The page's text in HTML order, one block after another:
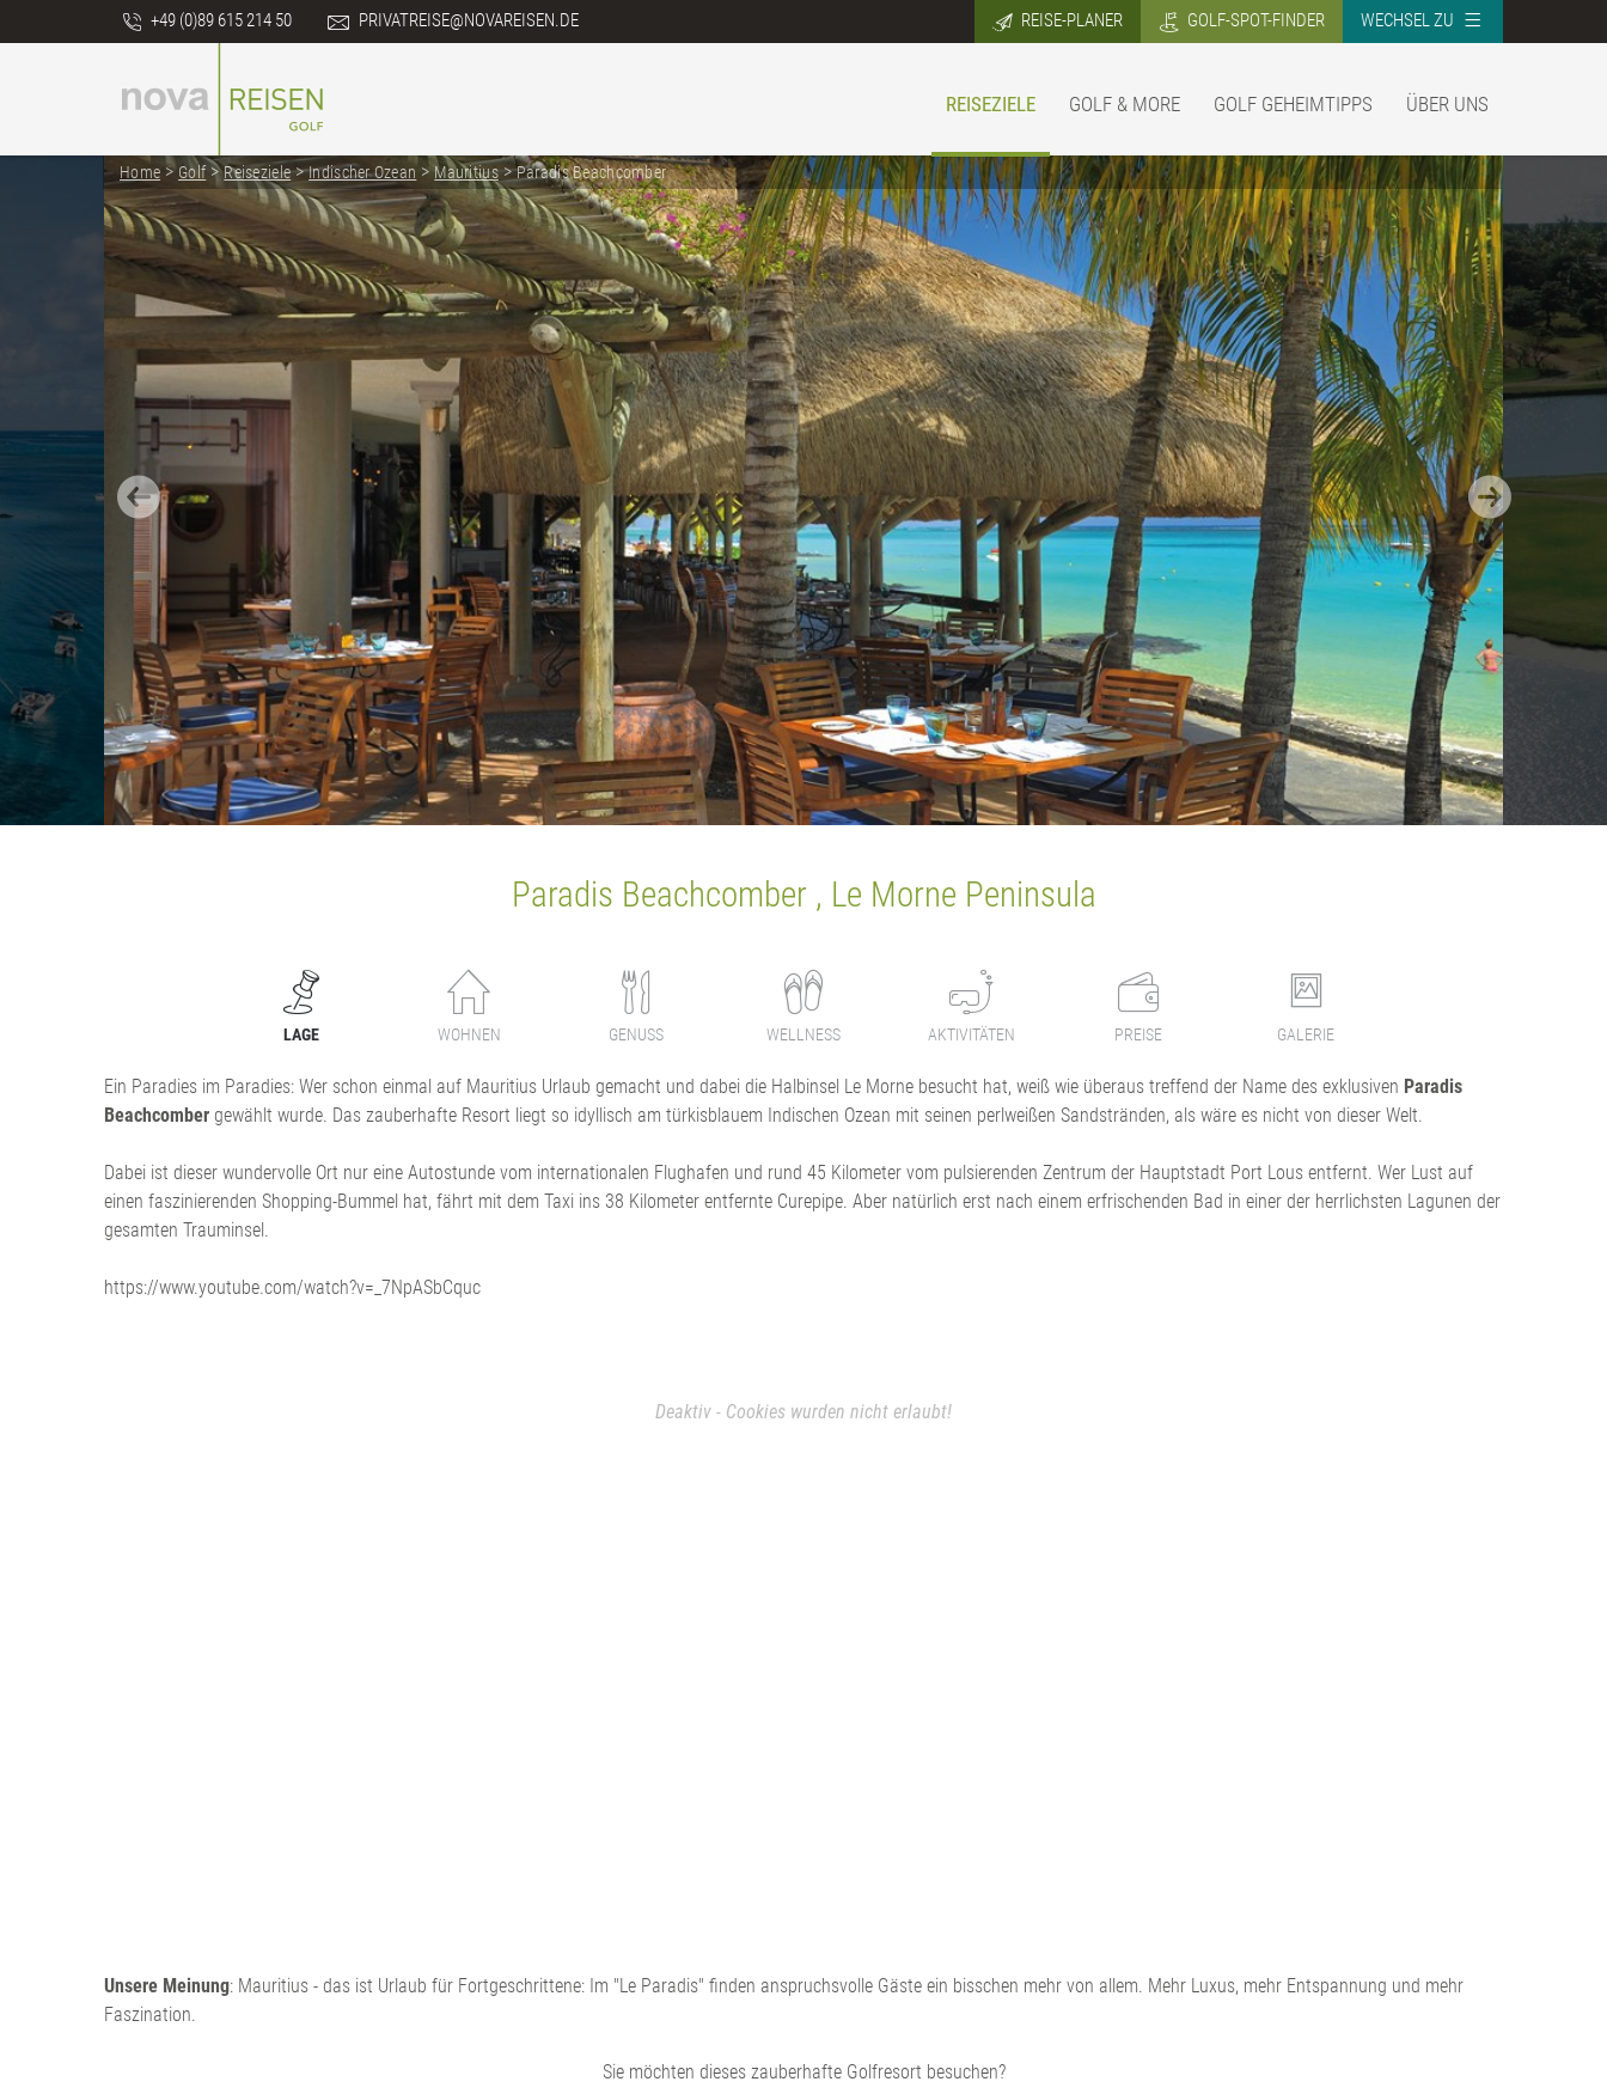
+49 (0)89 615 214 50 PRIVATREISE@NOVAREISEN.DE REISE-PLANER GOLF-SPOT-FINDER WECHSEL ZU
REISEZIELE GOLF & MORE GOLF GEHEIMTIPPS ÜBER UNS
Home >Golf>Reiseziele>Indischer Ozean>Mauritius>Paradis Beachcomber
Paradis Beachcomber , Le Morne Peninsula
LAGE WOHNEN GENUSS WELLNESS AKTIVITÄTEN PREISE GALERIE
Ein Paradies im Paradies: Wer schon einmal auf Mauritius Urlaub gemacht und dabei die Halbinsel Le Morne besucht hat, weiß wie überaus treffend der Name des exklusiven Paradis
Beachcomber gewählt wurde. Das zauberhafte Resort liegt so idyllisch am türkisblauem Indischen Ozean mit seinen perlweißen Sandstränden, als wäre es nicht von dieser Welt.
Dabei ist dieser wundervolle Ort nur eine Autostunde vom internationalen Flughafen und rund 45 Kilometer vom pulsierenden Zentrum der Hauptstadt Port Lous entfernt. Wer Lust auf
einen faszinierenden Shopping-Bummel hat, fährt mit dem Taxi ins 38 Kilometer entfernte Curepipe. Aber natürlich erst nach einem erfrischenden Bad in einer der herrlichsten Lagunen der
gesamten Trauminsel.
https://www.youtube.com/watch?v=_7NpASbCquc
Deaktiv - Cookies wurden nicht erlaubt!
Unsere Meinung: Mauritius - das ist Urlaub für Fortgeschrittene: Im "Le Paradis" finden anspruchsvolle Gäste ein bisschen mehr von allem. Mehr Luxus, mehr Entspannung und mehr
Faszination.
Sie möchten dieses zauberhafte Golfresort besuchen?